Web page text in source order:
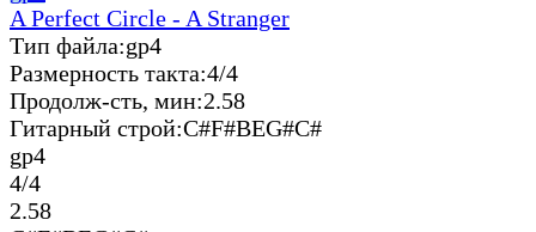
A Perfect Circle - A Stranger
Тип файла:gp4
Размерность такта:4/4
Продолж-сть, мин:2.58
Гитарный строй:C#F#BEG#C#
gp4
4/4
2.58